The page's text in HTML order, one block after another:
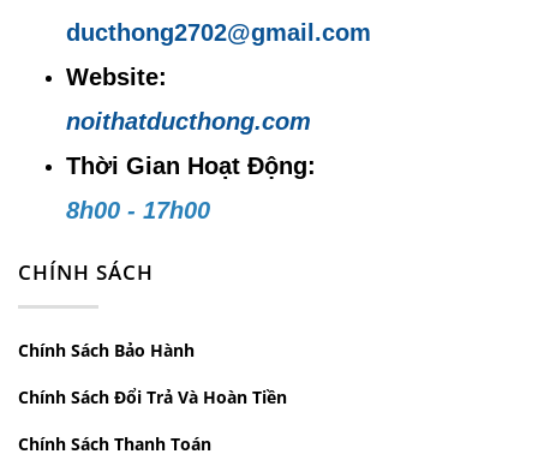
ducthong2702@gmail.com
Website:
noithatducthong.com
Thời Gian Hoạt Động:
8h00 - 17h00
CHÍNH SÁCH
Chính Sách Bảo Hành
Chính Sách Đổi Trả Và Hoàn Tiền
Chính Sách Thanh Toán